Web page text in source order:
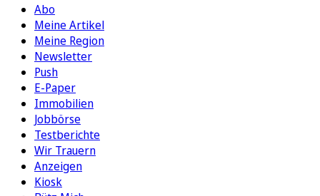
Abo
Meine Artikel
Meine Region
Newsletter
Push
E-Paper
Immobilien
Jobbörse
Testberichte
Wir Trauern
Anzeigen
Kiosk